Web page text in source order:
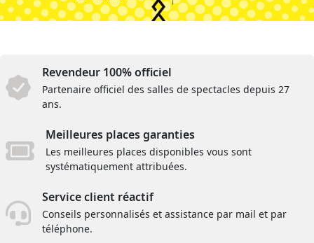
Revendeur 100% officiel
Partenaire officiel des salles de spectacles depuis 27
ans.
Meilleures places garanties
Les meilleures places disponibles vous sont
systématiquement attribuées.
Service client réactif
Conseils personnalisés et assistance par mail et par
téléphone.